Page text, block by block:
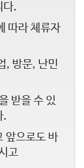
다.
따라 체류자
, 방문, 난민
받을 수 있
.
앞으로도 바
고